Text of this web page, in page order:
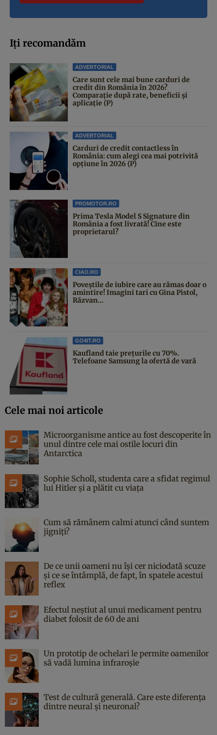
Iți recomandăm
ADVERTORIAL
Care sunt cele mai bune carduri de
credit din România în 2026?
Comparație după rate, beneficii și
aplicație (P)
ADVERTORIAL
Carduri de credit contactless în
România: cum alegi cea mai potrivită
opțiune în 2026 (P)
PROMOTOR.RO
Prima Tesla Model S Signature din
România a fost livrată! Cine este
proprietarul?
CIAO.RO
Poveştile de iubire care au rămas doar o
amintire! Imagini tari cu Gina Pistol,
Răzvan...
GO4IT.RO
Kaufland taie prețurile cu 70%.
Telefoane Samsung la ofertă de vară
Cele mai noi articole
Microorganisme antice au fost descoperite în
unul dintre cele mai ostile locuri din
Antarctica
Sophie Scholl, studenta care a sfidat regimul
lui Hitler și a plătit cu viața
Cum să rămânem calmi atunci când suntem
jigniți?
De ce unii oameni nu își cer niciodată scuze
și ce se întâmplă, de fapt, în spatele acestui
reflex
Efectul neștiut al unui medicament pentru
diabet folosit de 60 de ani
Un prototip de ochelari le permite oamenilor
să vadă lumina infraroșie
Test de cultură generală. Care este diferența
dintre neural și neuronal?